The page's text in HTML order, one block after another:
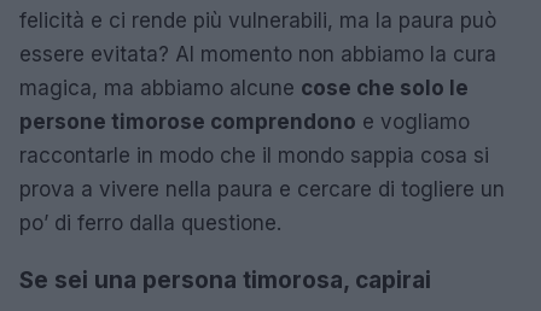
felicità e ci rende più vulnerabili, ma la paura può
essere evitata? Al momento non abbiamo la cura
magica, ma abbiamo alcune cose che solo le
persone timorose comprendono e vogliamo
raccontarle in modo che il mondo sappia cosa si
prova a vivere nella paura e cercare di togliere un
po’ di ferro dalla questione.
Se sei una persona timorosa, capirai